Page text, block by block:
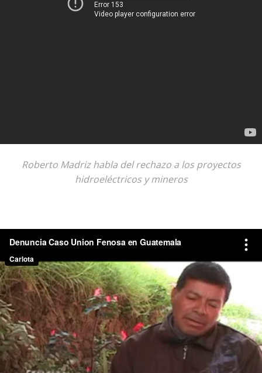
Roberto Madriz habla del rechazo a los proyectos
hidroeléctricos y mineros